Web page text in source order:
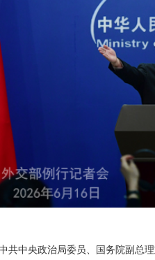
共中央政治局委员、国务院副总